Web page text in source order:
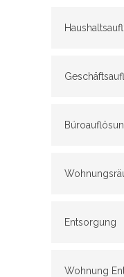
Entsorgung
Wohnung